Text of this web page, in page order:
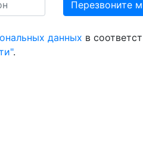
данных в
.